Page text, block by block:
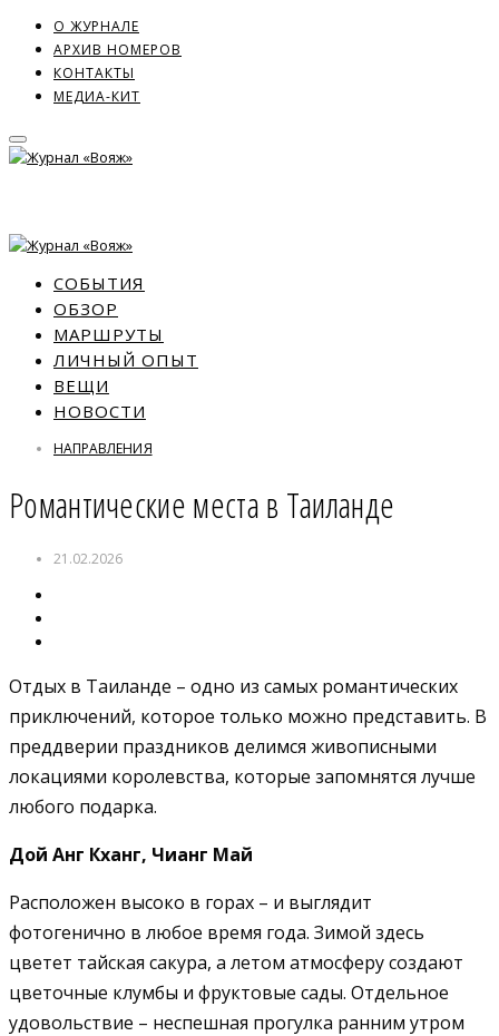
О ЖУРНАЛЕ
АРХИВ НОМЕРОВ
КОНТАКТЫ
МЕДИА-КИТ
СОБЫТИЯ
ОБЗОР
МАРШРУТЫ
ЛИЧНЫЙ ОПЫТ
ВЕЩИ
НОВОСТИ
НАПРАВЛЕНИЯ
Романтические места в Таиланде
21.02.2026
Отдых в Таиланде – одно из самых романтических
приключений, которое только можно представить. В
преддверии праздников делимся живописными
локациями королевства, которые запомнятся лучше
любого подарка.
Дой Анг Кханг, Чианг Май
Расположен высоко в горах – и выглядит
фотогенично в любое время года. Зимой здесь
цветет тайская сакура, а летом атмосферу создают
цветочные клумбы и фруктовые сады. Отдельное
удовольствие – неспешная прогулка ранним утром